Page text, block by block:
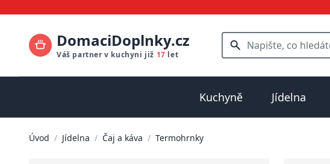
DomaciDoplnky.cz
Váš partner v kuchyni již 17 let
Kuchyně Jídelna
Úvod / Jídelna / Čaj a káva / Termohrnky